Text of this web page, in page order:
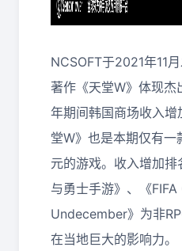
NCSOFT于2021年11
著作《天堂W》体现
年期间韩国商场收入
堂W》也是本期仅有一
元的游戏。收入增加
与勇士手游》、《
Undecember》为非
在当地巨大的影响力。